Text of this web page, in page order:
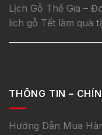
Lịch Gỗ Thế Gia –
lich gỗ Tết làm quà
THÔNG TIN –
Hướng Dẫn Mua